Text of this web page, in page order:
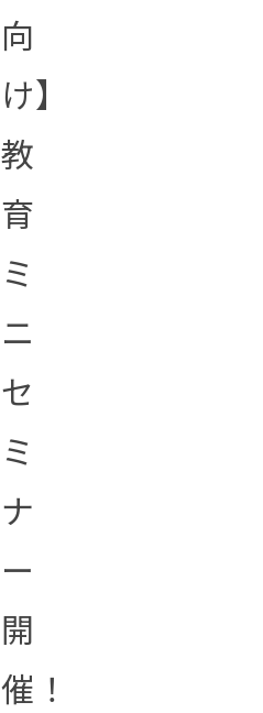
向
け】
教
育
ミ
ニ
セ
ミ
ナ
ー
開
催！